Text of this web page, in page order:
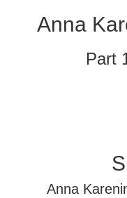
Anna
Part
Anna